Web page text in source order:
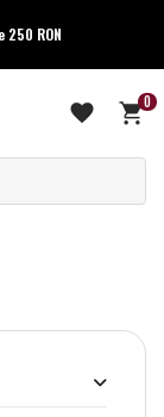
RON
0